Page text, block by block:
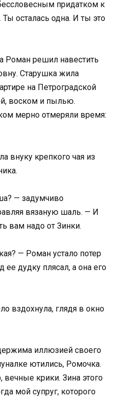
придатком к
осталась одна. И ты это
Роман решил навестить
Старушка жила
на Петроградской
воском и пылью.
мерно отмеряли время:
внуку крепкого чая из
— задумчиво
вязаную шаль. — И
вам надо от Зинки.
— Роман устало потер
дудку плясал, а она его
вздохнула, глядя в окно
иллюзией своего
ютились, Ромочка.
вечные крики. Зина этого
мой супруг, которого